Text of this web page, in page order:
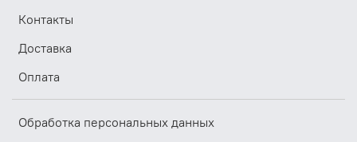
накопитель, Гб
Место под жесткие
диски
2.5
Интерфейс
Контакты
Доставка
Оплата
Обработка персональных данных